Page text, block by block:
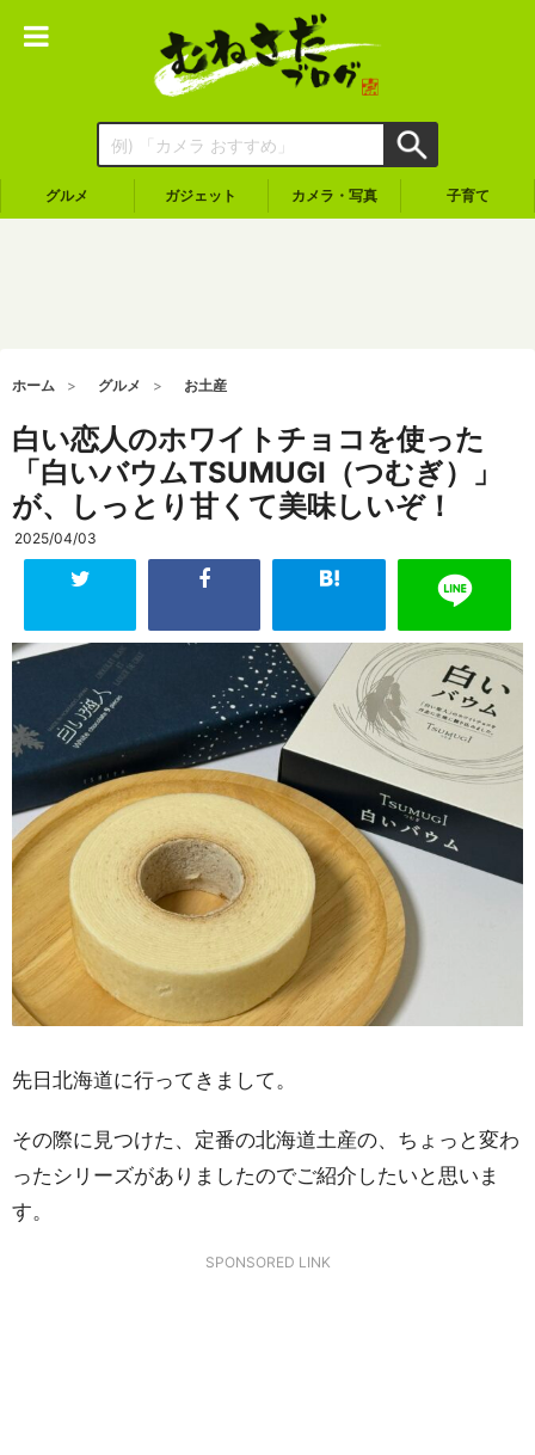
グルメ ガジェット カメラ・写真 子育て
ホーム グルメ お土産
白い恋人のホワイトチョコを使った
「白いバウムTSUMUGI（つむぎ）」
が、しっとり甘くて美味しいぞ！
2025/04/03
先日北海道に行ってきまして。
その際に見つけた、定番の北海道土産の、ちょっと変わ
ったシリーズがありましたのでご紹介したいと思いま
す。
SPONSORED LINK